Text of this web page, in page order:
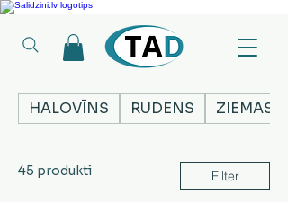
Ledusskapji, Sadzīves tehnika, Smaržas,
HALOVĪNS RUDENS
45 produkti Filter